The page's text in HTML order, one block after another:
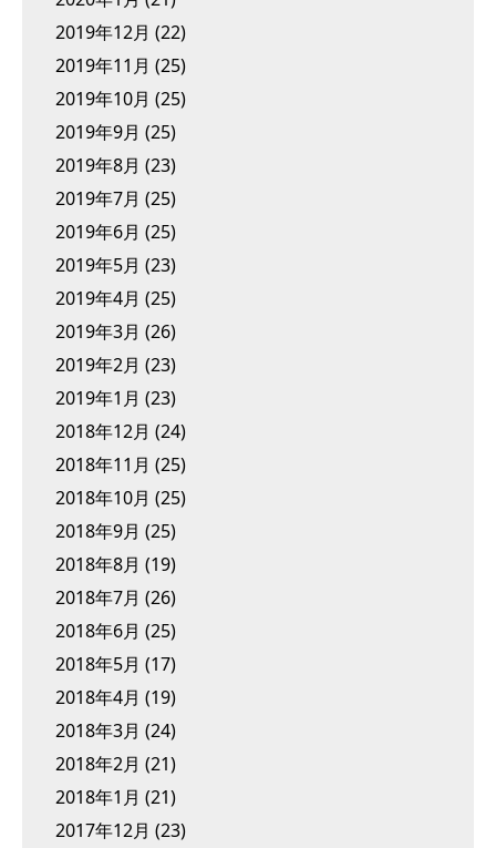
2019年12月 (22)
2019年11月 (25)
2019年10月 (25)
2019年9月 (25)
2019年8月 (23)
2019年7月 (25)
2019年6月 (25)
2019年5月 (23)
2019年4月 (25)
2019年3月 (26)
2019年2月 (23)
2019年1月 (23)
2018年12月 (24)
2018年11月 (25)
2018年10月 (25)
2018年9月 (25)
2018年8月 (19)
2018年7月 (26)
2018年6月 (25)
2018年5月 (17)
2018年4月 (19)
2018年3月 (24)
2018年2月 (21)
2018年1月 (21)
2017年12月 (23)